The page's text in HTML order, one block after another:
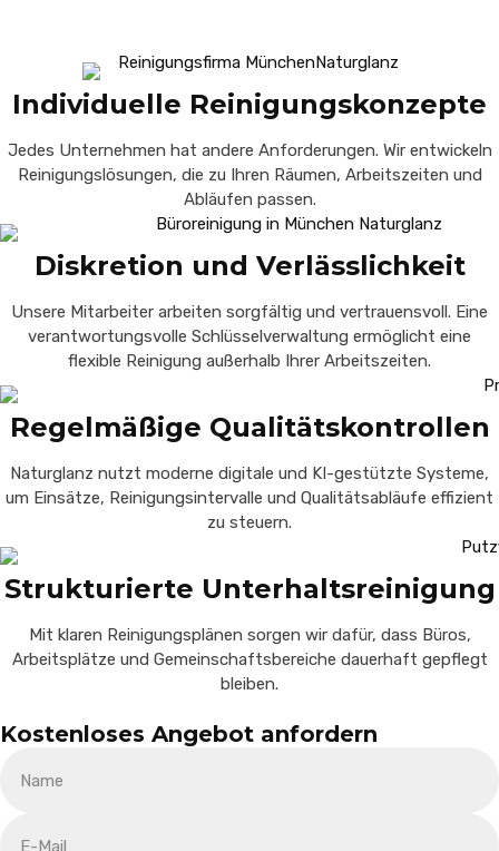
Individuelle Reinigungskonzepte
Jedes Unternehmen hat andere Anforderungen. Wir entwickeln
Reinigungslösungen, die zu Ihren Räumen, Arbeitszeiten und
Abläufen passen.
Diskretion und Verlässlichkeit
Unsere Mitarbeiter arbeiten sorgfältig und vertrauensvoll. Eine
verantwortungsvolle Schlüsselverwaltung ermöglicht eine
flexible Reinigung außerhalb Ihrer Arbeitszeiten.
Regelmäßige Qualitätskontrollen
Naturglanz nutzt moderne digitale und KI-gestützte Systeme,
um Einsätze, Reinigungsintervalle und Qualitätsabläufe effizient
zu steuern.
Strukturierte Unterhaltsreinigung
Mit klaren Reinigungsplänen sorgen wir dafür, dass Büros,
Arbeitsplätze und Gemeinschaftsbereiche dauerhaft gepflegt
bleiben.
Kostenloses Angebot anfordern